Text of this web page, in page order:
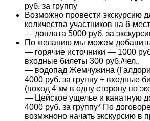
руб. за группу
Возможно провести экскурсию
количества участников на 6-
— доплата 5000 руб. за
По желанию мы можем
— горячие источники — 1000
входные билеты 300 руб./чел.,
— водопад Жемчужина
4000 руб. за группу + входные
(поход 4 км в одну сторону по
— Цейское ущелье и канатную
4000 руб. за группу* По
возмжноно начать экскурсию в